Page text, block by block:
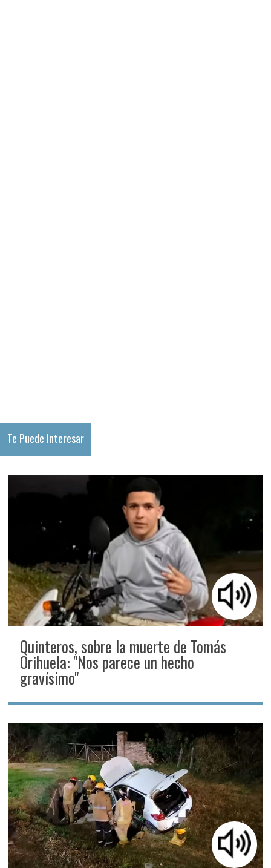
Te Puede Interesar
Quinteros, sobre la muerte de Tomás
Orihuela: "Nos parece un hecho
gravísimo"